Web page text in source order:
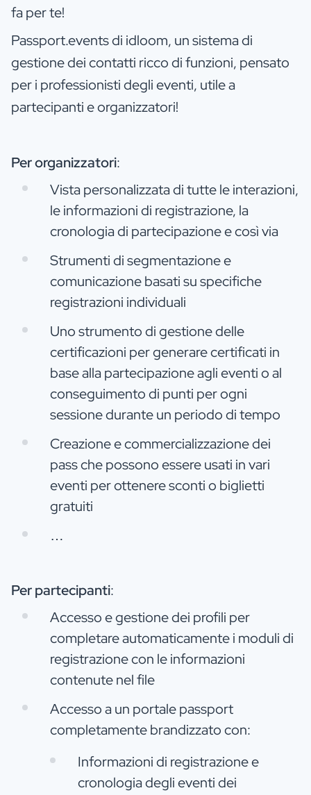
fa per te!
Passport.events di idloom, un sistema di
gestione dei contatti ricco di funzioni, pensato
per i professionisti degli eventi, utile a
partecipanti e organizzatori!
Per organizzatori:
Vista personalizzata di tutte le interazioni,
le informazioni di registrazione, la
cronologia di partecipazione e così via
Strumenti di segmentazione e
comunicazione basati su specifiche
registrazioni individuali
Uno strumento di gestione delle
certificazioni per generare certificati in
base alla partecipazione agli eventi o al
conseguimento di punti per ogni
sessione durante un periodo di tempo
Creazione e commercializzazione dei
pass che possono essere usati in vari
eventi per ottenere sconti o biglietti
gratuiti
…
Per partecipanti:
Accesso e gestione dei profili per
completare automaticamente i moduli di
registrazione con le informazioni
contenute nel file
Accesso a un portale passport
completamente brandizzato con:
Informazioni di registrazione e
cronologia degli eventi dei